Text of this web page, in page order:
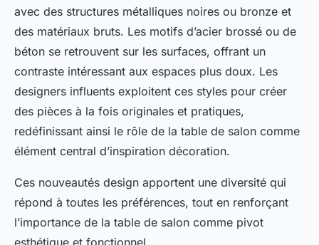
avec des structures métalliques noires ou bronze et
des matériaux bruts. Les motifs d’acier brossé ou de
béton se retrouvent sur les surfaces, offrant un
contraste intéressant aux espaces plus doux. Les
designers influents exploitent ces styles pour créer
des pièces à la fois originales et pratiques,
redéfinissant ainsi le rôle de la table de salon comme
élément central d’inspiration décoration.
Ces nouveautés design apportent une diversité qui
répond à toutes les préférences, tout en renforçant
l’importance de la table de salon comme pivot